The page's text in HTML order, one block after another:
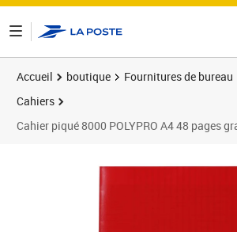
Accueil boutique Fournitures de bureau
Cahiers
Cahier piqué 8000 POLYPRO A4 48 pages